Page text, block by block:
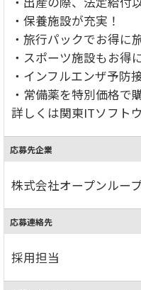
・保養施設が充実！
・旅行パックでお得に
・スポーツ施設もお得
・インフルエンザ予防
・常備薬を特別価格で
詳しくは関東ITソフト
応募先企業
株式会社オープンルー
応募連絡先
採用担当